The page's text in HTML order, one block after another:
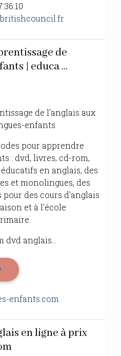
de
| educa ...
de l'anglais aux
enfants
pour apprendre
: dvd, livres, cd-rom,
en anglais, des
et monolingues, des
des cours d'anglais
et à l'école
dvd anglais...
enfants.com
en ligne à prix